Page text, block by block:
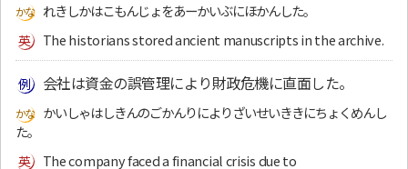
れきしかはこもんじょをあーかいぶにほかんした。
The historians stored ancient manuscripts in the archive.
会社は資金の誤管理により財政危機に直面した。
かいしゃはしきんのごかんりによりざいせいききにちょくめんし
た。
The company faced a financial crisis due to